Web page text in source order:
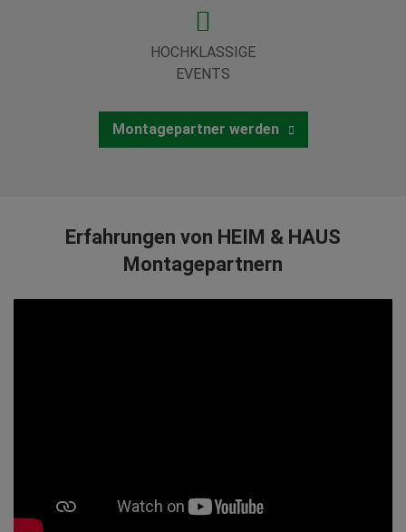
HOCHKLASSIGE
EVENTS
Montagepartner werden
Erfahrungen von HEIM & HAUS
Montagepartnern